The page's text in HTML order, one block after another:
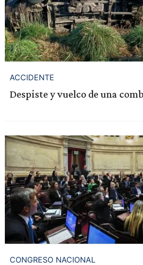
ACCIDENTE
Despiste y vuelco de una
CONGRESO NACIONAL